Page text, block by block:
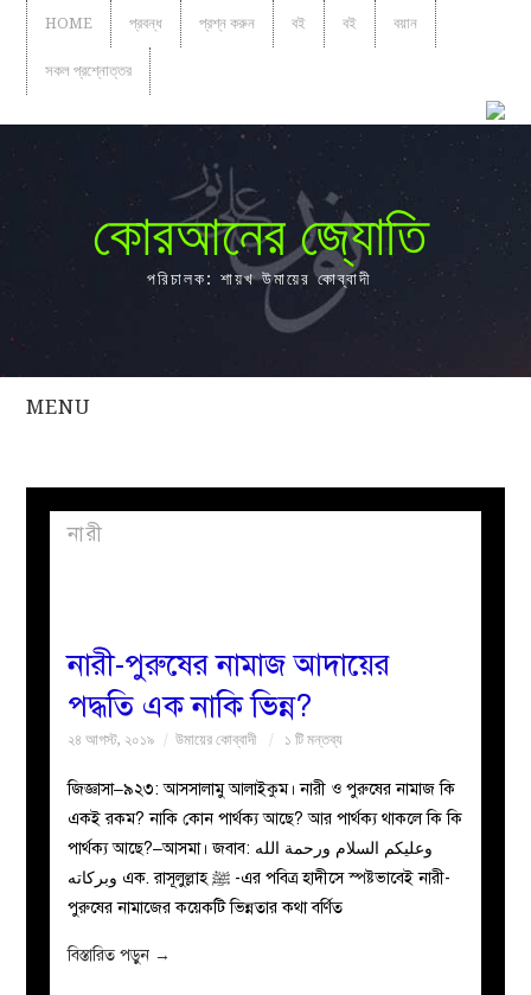
HOME প্রবন্ধ প্রশ্ন করুন বই বই বয়ান
সকল প্রশ্নোত্তর
কোরআনের জ্যোতি
পরিচালক: শায়খ উমায়ের কোব্বাদী
MENU
সকল
প্রবন্ধ
নারীদের
পাতা
মজলিস
প্রশ্ন
করুন
নারী
নারী-পুরুষের নামাজ আদায়ের
পদ্ধতি এক নাকি ভিন্ন?
২৪ আগস্ট, ২০১৯ উমায়ের কোব্বাদী ১ টি মন্তব্য
জিজ্ঞাসা–৯২৩: আসসালামু আলাইকুম। নারী ও পুরুষের নামাজ কি
একই রকম? নাকি কোন পার্থক্য আছে? আর পার্থক্য থাকলে কি কি
পার্থক্য আছে?–আসমা। জবাব: وعليكم السلام ورحمة الله
وبركاته এক. রাসূলুল্লাহ ﷺ -এর পবিত্র হাদীসে স্পষ্টভাবেই নারী-
পুরুষের নামাজের কয়েকটি ভিন্নতার কথা বর্ণিত
বিস্তারিত পড়ুন →